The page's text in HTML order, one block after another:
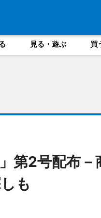
見る・遊ぶ 買
第2号配布－
も